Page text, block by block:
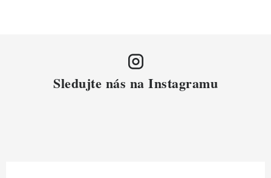
Sledujte nás na Instagramu